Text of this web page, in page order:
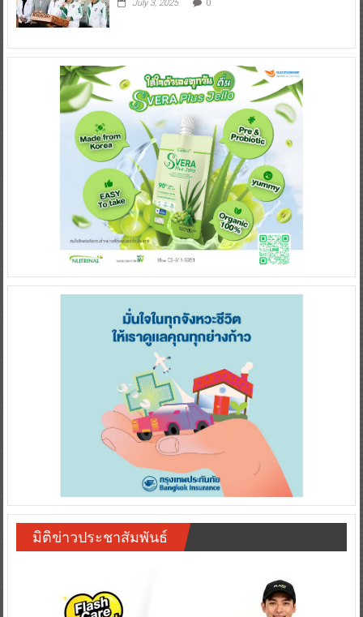
July 3, 2025 0
มิติข่าวประชาสัมพันธ์